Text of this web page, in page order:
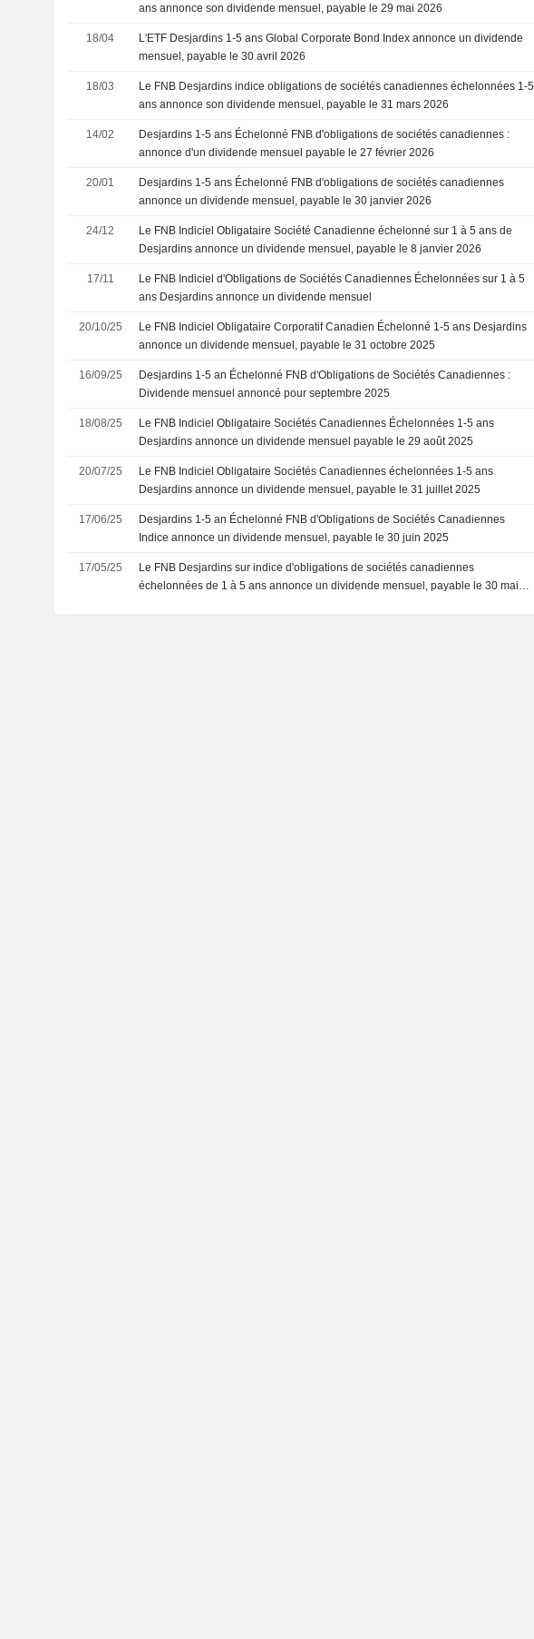
ans annonce son dividende mensuel, payable le 29 mai 2026
18/04
L'ETF Desjardins 1-5 ans Global Corporate Bond Index annonce un dividende
mensuel, payable le 30 avril 2026
18/03
Le FNB Desjardins indice obligations de sociétés canadiennes échelonnées 1-5
ans annonce son dividende mensuel, payable le 31 mars 2026
14/02
Desjardins 1-5 ans Échelonné FNB d'obligations de sociétés canadiennes :
annonce d'un dividende mensuel payable le 27 février 2026
20/01
Desjardins 1-5 ans Échelonné FNB d'obligations de sociétés canadiennes
annonce un dividende mensuel, payable le 30 janvier 2026
24/12
Le FNB Indiciel Obligataire Société Canadienne échelonné sur 1 à 5 ans de
Desjardins annonce un dividende mensuel, payable le 8 janvier 2026
17/11
Le FNB Indiciel d'Obligations de Sociétés Canadiennes Échelonnées sur 1 à 5
ans Desjardins annonce un dividende mensuel
20/10/25
Le FNB Indiciel Obligataire Corporatif Canadien Échelonné 1-5 ans Desjardins
annonce un dividende mensuel, payable le 31 octobre 2025
16/09/25
Desjardins 1-5 an Échelonné FNB d'Obligations de Sociétés Canadiennes :
Dividende mensuel annoncé pour septembre 2025
18/08/25
Le FNB Indiciel Obligataire Sociétés Canadiennes Échelonnées 1-5 ans
Desjardins annonce un dividende mensuel payable le 29 août 2025
20/07/25
Le FNB Indiciel Obligataire Sociétés Canadiennes échelonnées 1-5 ans
Desjardins annonce un dividende mensuel, payable le 31 juillet 2025
17/06/25
Desjardins 1-5 an Échelonné FNB d'Obligations de Sociétés Canadiennes
Indice annonce un dividende mensuel, payable le 30 juin 2025
17/05/25
Le FNB Desjardins sur indice d'obligations de sociétés canadiennes
échelonnées de 1 à 5 ans annonce un dividende mensuel, payable le 30 mai